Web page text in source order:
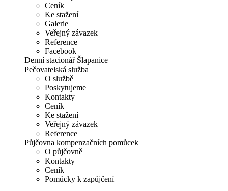
Ceník
Ke stažení
Galerie
Veřejný závazek
Reference
Facebook
Denní stacionář Šlapanice
Pečovatelská služba
O službě
Poskytujeme
Kontakty
Ceník
Ke stažení
Veřejný závazek
Reference
Půjčovna kompenzačních pomůcek
O půjčovně
Kontakty
Ceník
Pomůcky k zapůjčení